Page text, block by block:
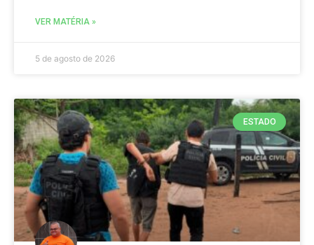
VER MATÉRIA »
5 de agosto de 2026
ESTADO